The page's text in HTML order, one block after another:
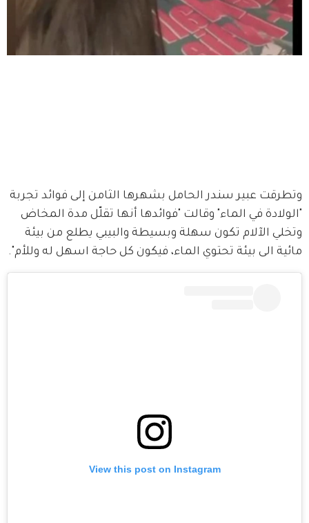
وتطرقت عبير سندر الحامل بشهرها الثامن إلى فوائد تجربة
"الولادة في الماء" وقالت "فوائدها أنها تقلّل مدة المخاض
وتخلي الآلام تكون سهلة وبسيطة والبيبي يطلع من بيئة
مائية الى بيئة تحتوي الماء، فيكون كل حاجة اسهل له وللأم".
View this post on Instagram